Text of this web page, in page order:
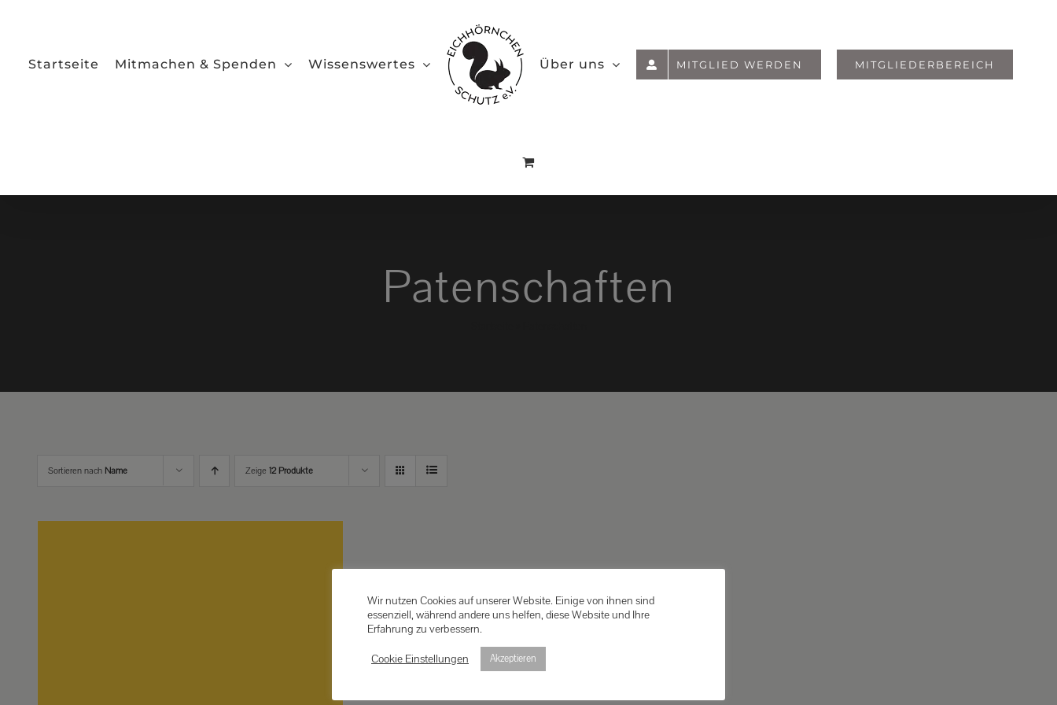
Startseite Mitmachen & Spenden Wissenswertes Über uns MITGLIED WERDEN MITGLIEDERBEREICH
Patenschaften
Sortieren nach Name Zeige 12 Produkte
Wir nutzen Cookies auf unserer Website. Einige von ihnen sind
essenziell, während andere uns helfen, diese Website und Ihre
Erfahrung zu verbessern.
Cookie Einstellungen
Akzeptieren